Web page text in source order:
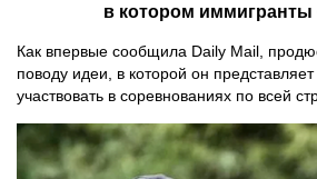
в котором иммигранты
Как впервые сообщила Daily Mail,
поводу идеи, в которой он
участвовать в соревнованиях по всей